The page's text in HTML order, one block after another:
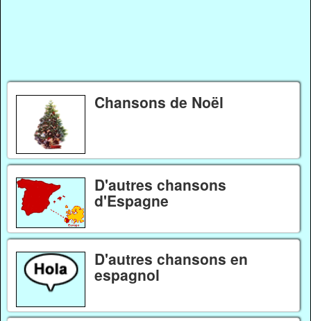
Chansons de Noël
D'autres chansons
d'Espagne
D'autres chansons en
espagnol